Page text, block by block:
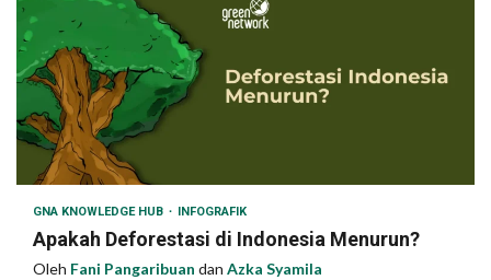
GNA KNOWLEDGE HUB INFOGRAFIK
Apakah Deforestasi di Indonesia Menurun?
Oleh Fani Pangaribuan dan Azka Syamila